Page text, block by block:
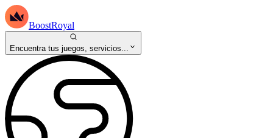
BoostRoyal
Encuentra tus juegos, servicios...